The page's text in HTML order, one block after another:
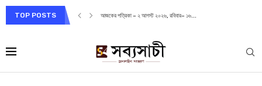
TOP POSTS আজকের পত্রিকা – ২ আগস্ট ২০২৬, রবিবার– ১৬...